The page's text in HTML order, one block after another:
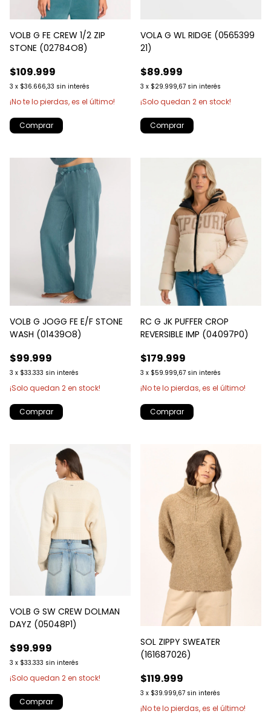
VOLB G FE CREW 1/2 ZIP
STONE (02784O8)
$109.999
3 x $36.666,33 sin interés
¡No te lo pierdas, es el último!
Comprar
VOLA G WL RIDGE (0565399
21)
$89.999
3 x $29.999,67 sin interés
¡Solo quedan 2en stock!
VOLB G JOGG FE E/F STONE
WASH (01439O8)
$99.999
3 x $33.333 sin interés
¡Solo quedan 2en stock!
Comprar
RC G JK PUFFER CROP
REVERSIBLE IMP (04097P0)
$179.999
3 x $59.999,67 sin interés
¡No te lo pierdas, es el último!
Comprar
VOLB G SW CREW DOLMAN
DAYZ (05048P1)
$99.999
3 x $33.333 sin interés
¡Solo quedan 2en stock!
Comprar
SOL ZIPPY SWEATER
(161687026)
$119.999
3 x $39.999,67 sin interés
¡No te lo pierdas, es el último!